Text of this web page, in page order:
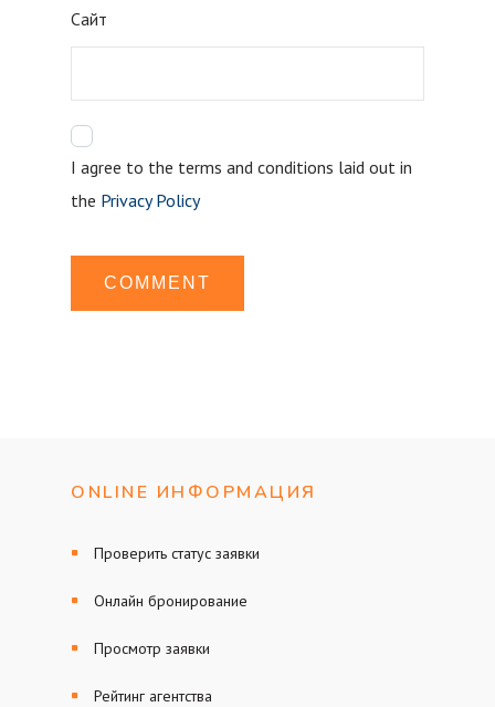
Сайт
I agree to the terms and conditions laid out in
the Privacy Policy
ONLINE ИНФОРМАЦИЯ
Проверить статус заявки
Онлайн бронирование
Просмотр заявки
Рейтинг агентства